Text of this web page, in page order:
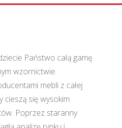
Państwo całą gamę
wzornictwie.
mebli z całej
cieszą się wysokim
Poprzez staranny